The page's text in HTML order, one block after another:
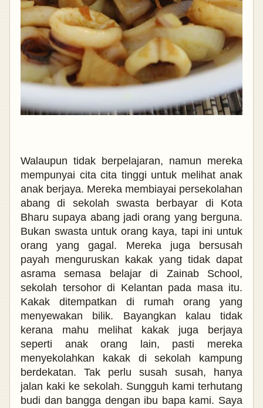
Walaupun tidak berpelajaran, namun mereka
mempunyai cita cita tinggi untuk melihat anak
anak berjaya. Mereka membiayai persekolahan
abang di sekolah swasta berbayar di Kota
Bharu supaya abang jadi orang yang berguna.
Bukan swasta untuk orang kaya, tapi ini untuk
orang yang gagal. Mereka juga bersusah
payah menguruskan kakak yang tidak dapat
asrama semasa belajar di Zainab School,
sekolah tersohor di Kelantan pada masa itu.
Kakak ditempatkan di rumah orang yang
menyewakan bilik. Bayangkan kalau tidak
kerana mahu melihat kakak juga berjaya
seperti anak orang lain, pasti mereka
menyekolahkan kakak di sekolah kampung
berdekatan. Tak perlu susah susah, hanya
jalan kaki ke sekolah. Sungguh kami terhutang
budi dan bangga dengan ibu bapa kami. Saya